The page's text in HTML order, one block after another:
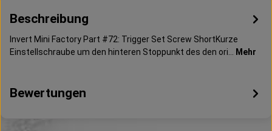
Beschreibung
Invert Mini Factory Part #72: Trigger Set Screw ShortKurze
Einstellschraube um den hinteren Stoppunkt des den ori…
Mehr
Bewertungen